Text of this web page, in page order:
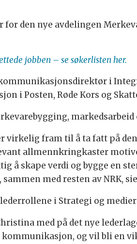
for den nye avdelingen
jobben – se søkerlisten her.
i
i Posten, Røde Kors og
virkelig fram til å ta fatt på
allmennkringkaster
å skape verdi og bygge en
med resten av NRK,
i Strategi og
med på det nye
og vil bli en